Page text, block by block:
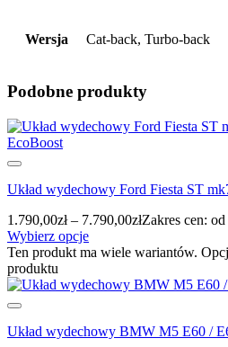
Wersja Cat-back, Turbo-back
Podobne produkty
Układ wydechowy Ford Fiesta ST
1.790,00zł – 7.790,00złZakres cen:
Wybierz opcje
Ten produkt ma wiele wariantów.
produktu
Układ wydechowy BMW M5 E60 /